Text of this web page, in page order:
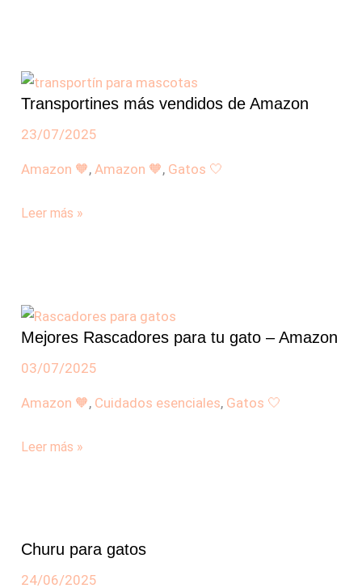
Transportines más vendidos de Amazon
23/07/2025
Amazon 🧡,Amazon 🧡, Gatos 🤍
más
vendidos
de
Leer más »
Mejores Rascadores para tu gato – Amazon
03/07/2025
Amazon 🧡, Cuidados esenciales, Gatos 🤍
Rascadores
para
tu
–
Leer más »
Churu para gatos
24/06/2025
para
gatos